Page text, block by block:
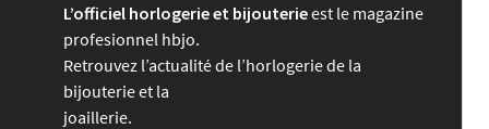
L’officiel horlogerie et bijouterieest le magazine
profesionnel hbjo.
Retrouvez l’actualité de l’horlogerie de la
bijouterie et la
joaillerie.